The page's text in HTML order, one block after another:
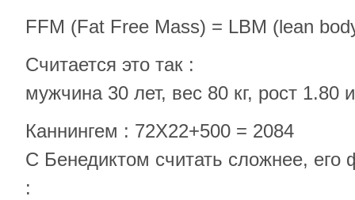
FFM (Fat Free Mass) = LBM (lean
Считается это так :
мужчина 30 лет, вес 80 кг, рост 1.80
Каннингем : 72Х22+500 = 2084
С Бенедиктом считать сложнее, его
: